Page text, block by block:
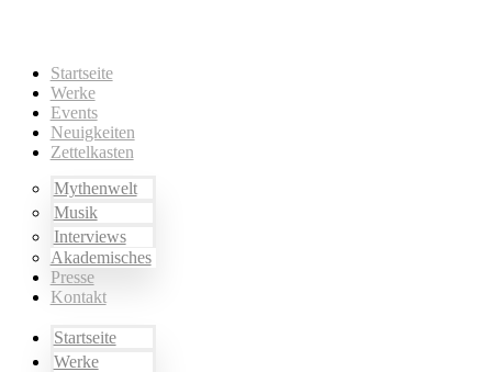
Startseite
Werke
Events
Neuigkeiten
Zettelkasten
Mythenwelt
Musik
Interviews
Akademisches
Presse
Kontakt
Startseite
Werke